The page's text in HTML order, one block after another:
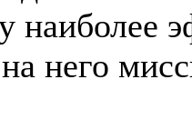
наиболее
него